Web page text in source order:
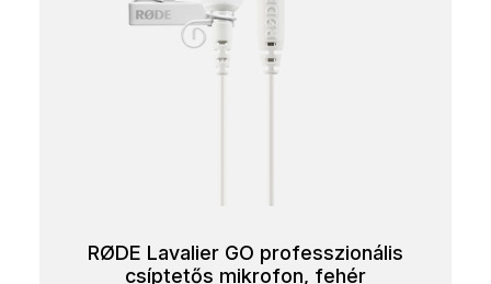
RØDE Lavalier GO professzionális
csíptetős mikrofon, fehér